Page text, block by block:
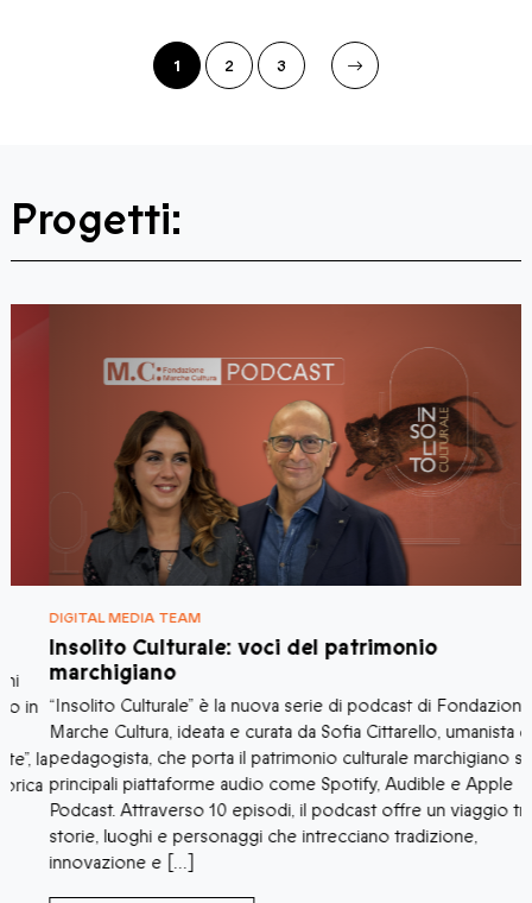
1 2 3
Progetti:
DIGITAL MEDIA TEAM
Insolito Culturale: voci del patrimonio
marchigiano
“Insolito Culturale” è la nuova serie di podcast di Fondazione
Marche Cultura, ideata e curata da Sofia Cittarello, umanista e
pedagogista, che porta il patrimonio culturale marchigiano sulle
principali piattaforme audio come Spotify, Audible e Apple
Podcast. Attraverso 10 episodi, il podcast offre un viaggio tra
storie, luoghi e personaggi che intrecciano tradizione,
innovazione e […]